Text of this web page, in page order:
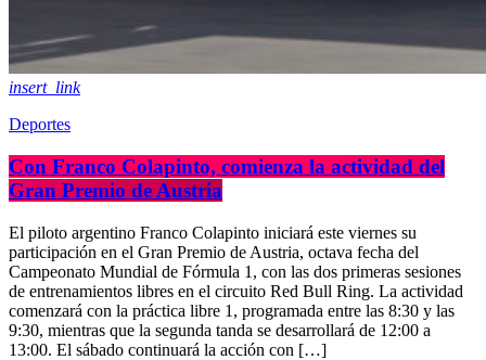
insert_link
Deportes
Con Franco Colapinto, comienza la actividad del
Gran Premio de Austria
El piloto argentino Franco Colapinto iniciará este viernes su
participación en el Gran Premio de Austria, octava fecha del
Campeonato Mundial de Fórmula 1, con las dos primeras sesiones
de entrenamientos libres en el circuito Red Bull Ring. La actividad
comenzará con la práctica libre 1, programada entre las 8:30 y las
9:30, mientras que la segunda tanda se desarrollará de 12:00 a
13:00. El sábado continuará la acción con […]